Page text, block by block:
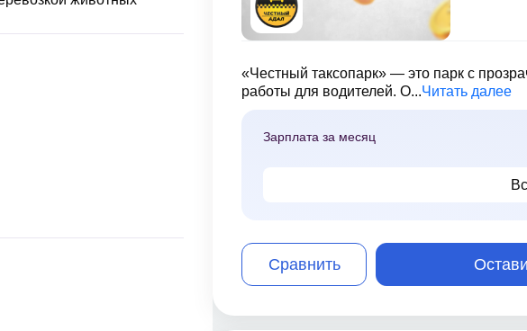
«Честный таксопарк» — это парк с
работы для водителей. О...Читать далее
Зарплата за месяц
Сравнить